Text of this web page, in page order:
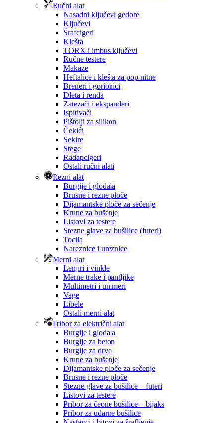
Ručni alat
Nasadni ključevi gedore
Ključevi
Šrafcigeri
Klešta
TORX i imbus ključevi
Ručne testere
Makaze
Heftalice i klešta za pop nitne
Breneri i gorionici
Dleta i renda
Zatezači i ekspanderi
Ispitivači
Pištolji za silikon
Čekići
Sekire
Stege
Radapcigeri
Ostali ručni alati
Rezni alat
Burgije i glodala
Brusne i rezne ploče
Dijamantske ploče za sečenje
Krune za bušenje
Listovi za testere
Stezne glave za bušilice (futeri)
Tocila
Nareznice i ureznice
Merni alat
Lenjiri i vinkle
Merne trake i pantljike
Multimetri i unimeri
Vage
Libele
Ostali merni alat
Pribor za električni alat
Burgije i glodala
Burgije za beton
Burgije za drvo
Krune za bušenje
Dijamantske ploče za sečenje
Brusne i rezne ploče
Stezne glave za bušilice – futeri
Listovi za testere
Pribor za čeone bušilice – bijaks
Pribor za udarne bušilice